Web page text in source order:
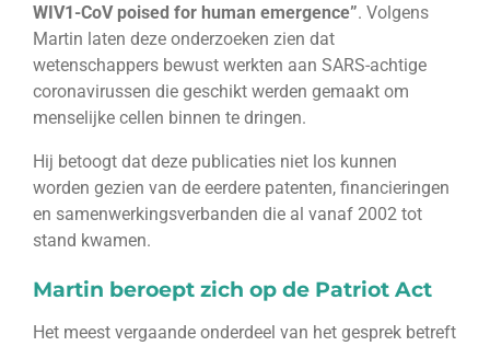
WIV1-CoV poised for human emergence”. Volgens
Martin laten deze onderzoeken zien dat
wetenschappers bewust werkten aan SARS-achtige
coronavirussen die geschikt werden gemaakt om
menselijke cellen binnen te dringen.
Hij betoogt dat deze publicaties niet los kunnen
worden gezien van de eerdere patenten, financieringen
en samenwerkingsverbanden die al vanaf 2002 tot
stand kwamen.
Martin beroept zich op de Patriot Act
Het meest vergaande onderdeel van het gesprek betreft